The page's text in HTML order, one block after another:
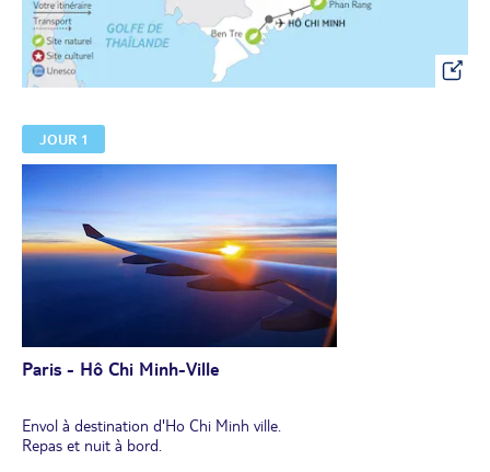
JOUR 1
Paris - Hô Chi Minh-Ville
Envol à destination d'Ho Chi Minh ville.
Repas et nuit à bord.